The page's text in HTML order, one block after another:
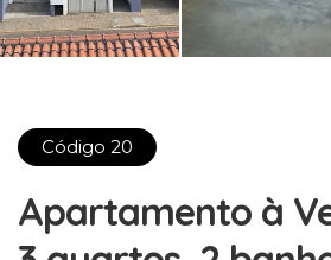
Código 20
Apartamento à